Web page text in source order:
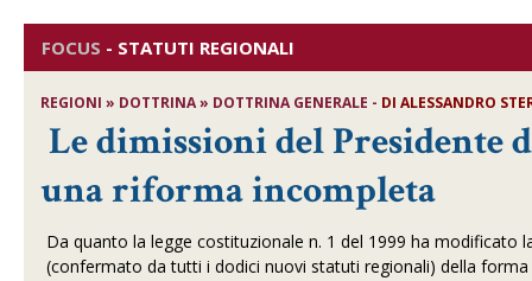
FOCUS - STATUTI REGIONALI
REGIONI » DOTTRINA » DOTTRINA GENERALE - DI ALESSANDRO
Le dimissioni del Presidente
una riforma incompleta
Da quanto la legge costituzionale n. 1 del 1999 ha
(confermato da tutti i dodici nuovi statuti regionali) della